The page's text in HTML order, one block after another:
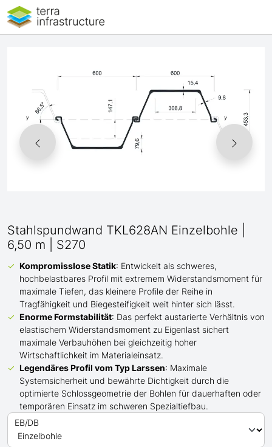
Stahlspundwand TKL628AN Einzelbohle |
6,50 m | S270
Kompromisslose Statik: Entwickelt als schweres,
hochbelastbares Profil mit extremem Widerstandsmoment für
maximale Tiefen, das kleinere Profile der Reihe in
Tragfähigkeit und Biegesteifigkeit weit hinter sich lässt.
Enorme Formstabilität: Das perfekt austarierte Verhältnis von
elastischem Widerstandsmoment zu Eigenlast sichert
maximale Verbauhöhen bei gleichzeitig hoher
Wirtschaftlichkeit im Materialeinsatz.
Legendäres Profil vom Typ Larssen: Maximale
Systemsicherheit und bewährte Dichtigkeit durch die
optimierte Schlossgeometrie der Bohlen für dauerhaften oder
temporären Einsatz im schweren Spezialtiefbau.
EB/DB